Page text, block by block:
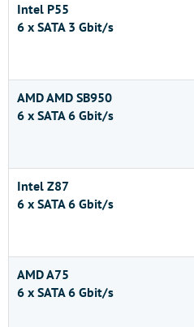
Intel P55
6 x SATA 3 Gbit/s
AMD AMD SB950
6 x SATA 6 Gbit/s
Intel Z87
6 x SATA 6 Gbit/s
AMD A75
6 x SATA 6 Gbit/s